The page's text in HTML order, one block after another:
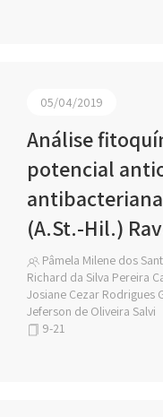
05/04/2019
Análise
potencial
(A.St.-Hil.)
Pâmela Milene dos
Richard da Silva Pereira
Josiane Cezar Rodrigues
Jeferson de Oliveira Salvi
9-21